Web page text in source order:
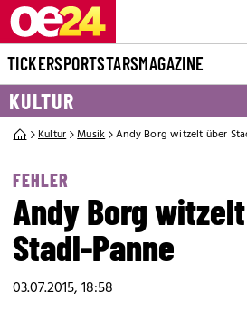
TICKERSPORTSTARSMAGAZINE
KULTUR
Kultur Musik Andy Borg witzelt über
FEHLER
Andy Borg
Stadl-Panne
03.07.2015, 18:58